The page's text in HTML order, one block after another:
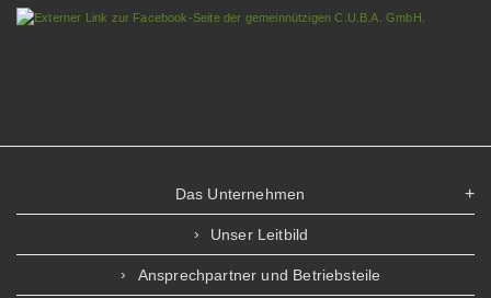
Das Unternehmen
Unser Leitbild
Ansprechpartner und Betriebsteile